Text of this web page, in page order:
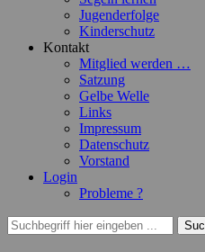
Jugenderfolge
Kinderschutz
Kontakt
Mitglied werden …
Satzung
Gelbe Welle
Links
Impressum
Datenschutz
Vorstand
Login
Probleme ?
Suchen
Suchen
nach: